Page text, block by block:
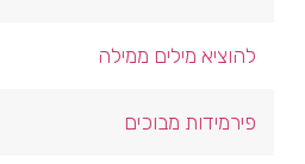
להוציא מילים ממילה
פירמידות מבוכים